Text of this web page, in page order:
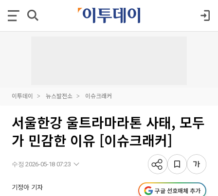
이투데이 뉴스발전소 이슈크래커
서울한강 울트라마라톤 사태, 모두
가 민감한 이유 [이슈크래커]
수정 2026-05-18 07:23
기정아 기자 구글 선호매체 추가